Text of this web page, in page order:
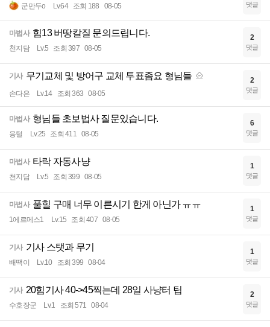
군만두o Lv.64 조회 188 08-05 댓글
마법사 힘13 버땅칼질 문의드립니다.
천지담 Lv.5 조회 397 08-05
2
댓글
기사 무기교체 및 방어구 교체 투표좀요 형님들
손다은 Lv.14 조회 363 08-05
2
댓글
마법사 형님들 초보법사 질문있습니다.
응털 Lv.25 조회 411 08-05
6
댓글
마법사 타락 자동사냥
천지담 Lv.5 조회 399 08-05
1
댓글
마법사 풀힐 구매 너무 이른시기 한게 아닌가 ㅠㅠ
1에르메스1 Lv.15 조회 407 08-05
1
댓글
기사 기사 스탯과 무기
배땍이 Lv.10 조회 399 08-04
1
댓글
기사 20힘기사 40->45찍는데 28일 사냥터 팁
수호장군 Lv.1 조회 571 08-04
2
댓글